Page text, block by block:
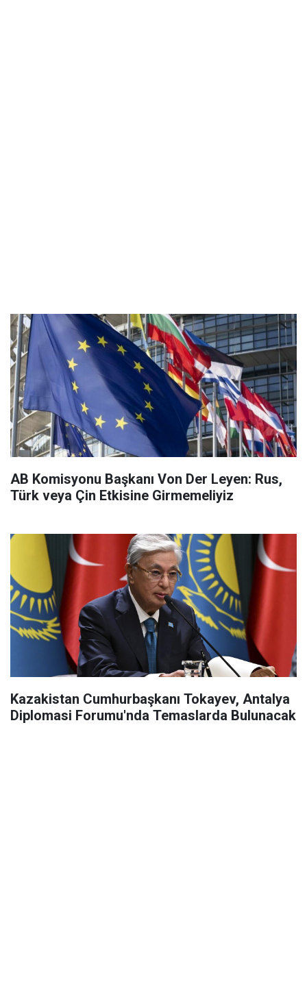
AB Komisyonu Başkanı Von Der Leyen: Rus,
Türk veya Çin Etkisine Girmemeliyiz
Kazakistan Cumhurbaşkanı Tokayev, Antalya
Diplomasi Forumu'nda Temaslarda Bulunacak